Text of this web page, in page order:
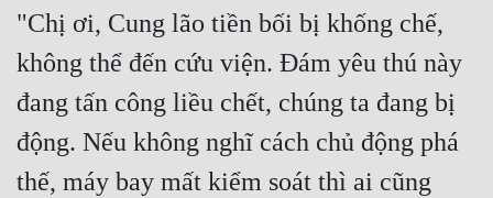
"Chị ơi, Cung lão tiền bối bị khống chế,
không thể đến cứu viện. Đám yêu thú này
đang tấn công liều chết, chúng ta đang bị
động. Nếu không nghĩ cách chủ động phá
thế, máy bay mất kiểm soát thì ai cũng